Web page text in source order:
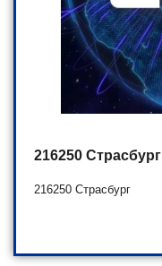
216250 Страсбург
216250 Страсбург